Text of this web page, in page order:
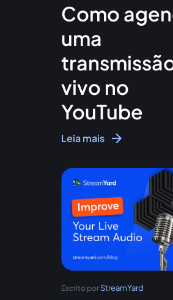
Como
uma
vivo no
YouTube
Leia mais
Escrito por StreamYard